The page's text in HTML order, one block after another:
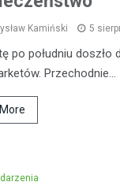
Kamiński 5
po południu doszło
Przechodnie…